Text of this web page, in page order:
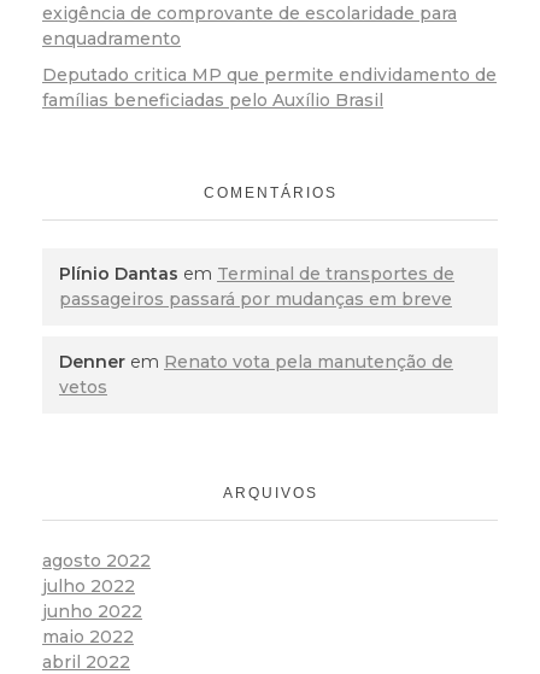
exigência de comprovante de escolaridade para
enquadramento
Deputado critica MP que permite endividamento de
famílias beneficiadas pelo Auxílio Brasil
COMENTÁRIOS
Plínio Dantas em Terminal de transportes de
passageiros passará por mudanças em breve
Denner em Renato vota pela manutenção de
vetos
ARQUIVOS
agosto 2022
julho 2022
junho 2022
maio 2022
abril 2022